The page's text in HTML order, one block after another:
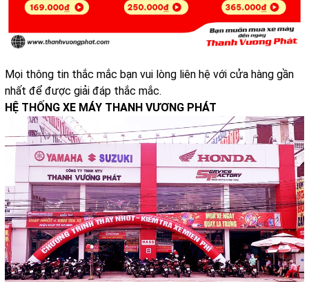
Mọi thông tin thắc mắc bạn vui lòng liên hệ với cửa hàng gần
nhất để được giải đáp thắc mắc.
HỆ THỐNG XE MÁY THANH VƯƠNG PHÁT